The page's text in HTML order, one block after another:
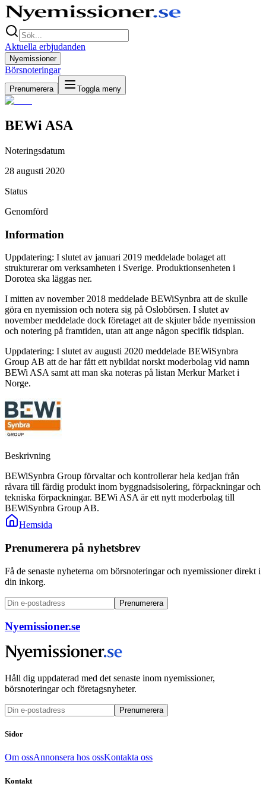
Aktuella erbjudanden
Nyemissioner
Börsnoteringar
Prenumerera Toggla meny
BEWi ASA
Noteringsdatum
28 augusti 2020
Status
Genomförd
Information
Uppdatering: I slutet av januari 2019 meddelade bolaget att
strukturerar om verksamheten i Sverige. Produktionsenheten i
Dorotea ska läggas ner.
I mitten av november 2018 meddelade BEWiSynbra att de skulle
göra en nyemission och notera sig på Oslobörsen. I slutet av
november meddelade dock företaget att de skjuter både nyemission
och notering på framtiden, utan att ange någon specifik tidsplan.
Uppdatering: I slutet av augusti 2020 meddelade BEWiSynbra
Group AB att de har fått ett nybildat norskt moderbolag vid namn
BEWi ASA samt att man ska noteras på listan Merkur Market i
Norge.
Beskrivning
BEWiSynbra Group förvaltar och kontrollerar hela kedjan från
råvara till färdig produkt inom byggnadsisolering, förpackningar och
tekniska förpackningar. BEWi ASA är ett nytt moderbolag till
BEWiSynbra Group AB.
Hemsida
Prenumerera på nyhetsbrev
Få de senaste nyheterna om börsnoteringar och nyemissioner direkt i
din inkorg.
Prenumerera
Nyemissioner.se
Håll dig uppdaterad med det senaste inom nyemissioner,
börsnoteringar och företagsnyheter.
Prenumerera
Sidor
Om ossAnnonsera hos ossKontakta oss
Kontakt